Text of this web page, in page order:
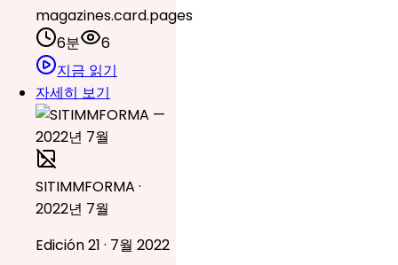
magazines.card.pages
6분
6
지금 읽기
자세히 보기
SITIMMFORMA ·
2022년 7월
Edición 21 · 7월 2022